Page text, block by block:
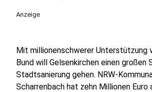
Anzeige
Mit millionenschwerer Unterstützung
Bund will Gelsenkirchen einen großen
Stadtsanierung gehen. NRW-
Scharrenbach hat zehn Millionen